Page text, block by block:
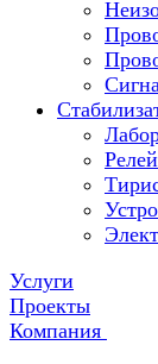
Услуги
Проекты
Компания